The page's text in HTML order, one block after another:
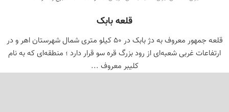
قلعه بابک
قلعه جمهور معروف به دژ بابک در 50 کیلو متری شمال شهرستان اهر و در
ارتفاعات غربی شعبه‌ای از رود بزرگ قره سو قرار دارد ؛ منطقه‌ای که به نام
کلیبر معروف ...